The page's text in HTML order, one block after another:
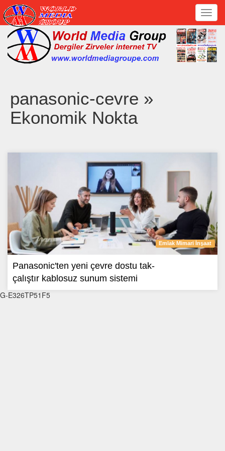
panasonic-cevre »
Ekonomik Nokta
Emlak Mimari İnşaat
Panasonic'ten yeni çevre dostu tak-
çalıştır kablosuz sunum sistemi
G-E326TP51F5